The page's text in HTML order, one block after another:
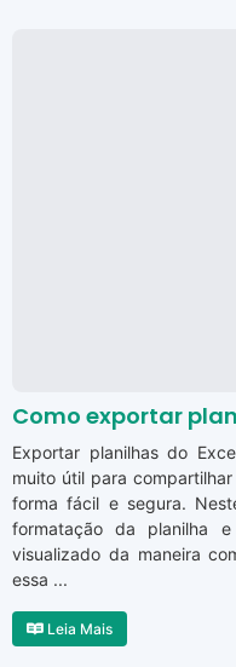
Como exportar
Exportar planilhas do
muito útil para
forma fácil e segura.
formatação da planilha
visualizado da maneira
essa ...
Leia Mais